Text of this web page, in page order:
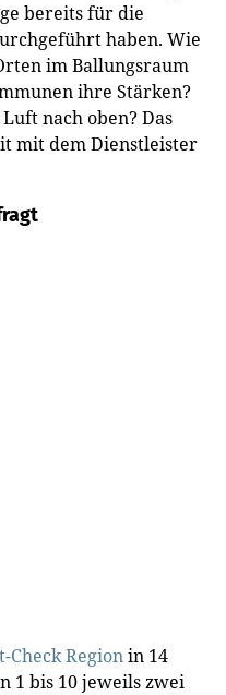
bereits für die
haben. Wie
im Ballungsraum
ihre Stärken?
nach oben? Das
mit dem Dienstleister
Check Regionin 14
1 bis 10 jeweils zwei